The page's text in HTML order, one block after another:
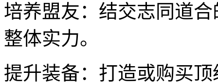
培养盟友：结交志同道
整体实力。
提升装备：打造或购买